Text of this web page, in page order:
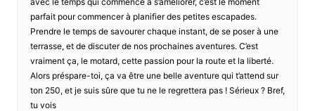
parfait pour commencer à planifier des petites escapades.
Prendre le temps de savourer chaque instant, de se poser à une
terrasse, et de discuter de nos prochaines aventures. C’est
vraiment ça, le motard, cette passion pour la route et la liberté.
Alors préspare-toi, ça va être une belle aventure qui t’attend sur
ton 250, et je suis sûre que tu ne le regrettera pas ! Sérieux ? Bref,
tu vois